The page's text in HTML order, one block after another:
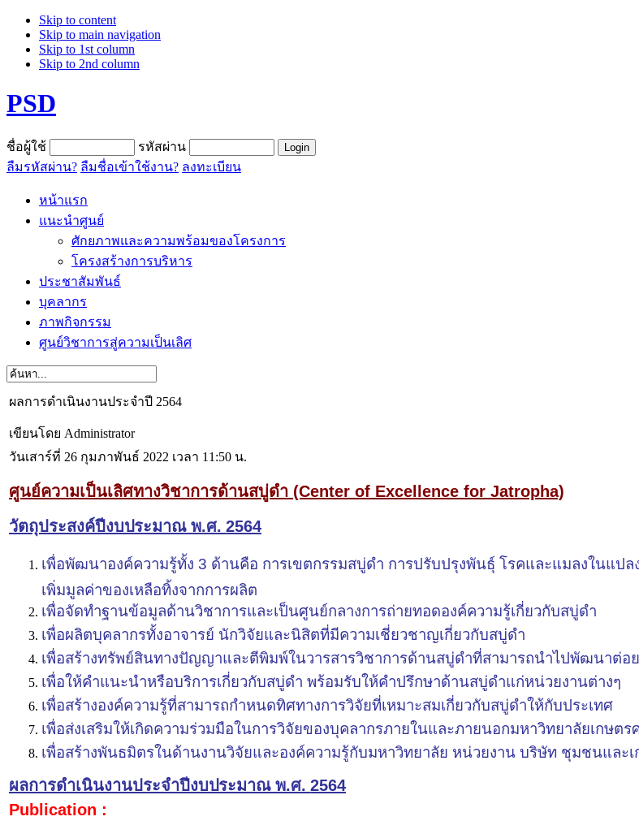
Skip to content
Skip to main navigation
Skip to 1st column
Skip to 2nd column
PSD
ชื่อผู้ใช้
รหัสผ่าน
ลืมรหัสผ่าน? ลืมชื่อเข้าใช้งาน? ลงทะเบียน
หน้าแรก
แนะนำศูนย์
ศักยภาพและความพร้อมของโครงการ
โครงสร้างการบริหาร
ประชาสัมพันธ์
บุคลากร
ภาพกิจกรรม
ศูนย์วิชาการสู่ความเป็นเลิศ
ผลการดำเนินงานประจำปี 2564
เขียนโดย Administrator
วันเสาร์ที่ 26 กุมภาพันธ์ 2022 เวลา 11:50 น.
ศูนย์ความเป็นเลิศทางวิชาการด้านสบู่ดำ (Center of Excellence for Jatropha)
วัตถุประสงค์ปีงบประมาณ พ.ศ.2564
เพื่อพัฒนาองค์ความรู้ทั้ง 3 ด้านคือ การเขตกรรมสบู่ดำ การปรับปรุงพันธุ์ โรคและแมลงในแปล
เพิ่มมูลค่าของเหลือทิ้งจากการผลิต
เพื่อจัดทำฐานข้อมูลด้านวิชาการและเป็นศูนย์กลางการถ่ายทอดองค์ความรู้เกี่ยวกับสบู่ดำ
เพื่อผลิตบุคลากรทั้งอาจารย์ นักวิจัยและนิสิตที่มีความเชี่ยวชาญเกี่ยวกับสบู่ดำ
เพื่อสร้างทรัพย์สินทางปัญญาและตีพิมพ์ในวารสารวิชาการด้านสบู่ดำที่สามารถนำไปพัฒนาต่อ
เพื่อให้คำแนะนำหรือบริการเกี่ยวกับสบู่ดำ พร้อมรับให้คำปรึกษาด้านสบู่ดำแก่หน่วยงานต่างๆ
เพื่อสร้างองค์ความรู้ที่สามารถกำหนดทิศทางการวิจัยที่เหมาะสมเกี่ยวกับสบู่ดำให้กับประเทศ
เพื่อส่งเสริมให้เกิดความร่วมมือในการวิจัยของบุคลากรภายในและภายนอกมหาวิทยาลัยเกษตร
เพื่อสร้างพันธมิตรในด้านงานวิจัยและองค์ความรู้กับมหาวิทยาลัย หน่วยงาน บริษัท ชุมชนและ
ผลการดำเนินงานประจำปีงบประมาณ พ.ศ.2564
Publication :